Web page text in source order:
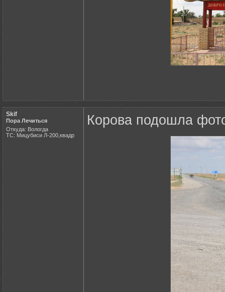
Skif
Пора Лечиться
Откуда: Вологда
ТС: Мицубиси Л-200,квадр
Корова подошла